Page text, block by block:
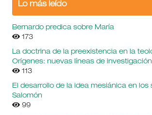
Lo más leído
Bernardo predica sobre María
173
La doctrina de la preexistencia en la
Orígenes: nuevas líneas de investigación
113
El desarrollo de la idea mesiánica en los
Salomón
99